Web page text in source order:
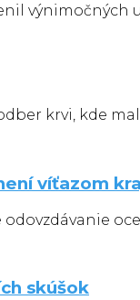
výnimočných
krvi, kde
víťazom
skúšok